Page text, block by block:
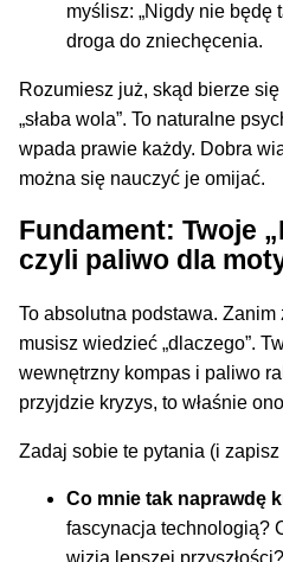
myślisz: „Nigdy nie będę
droga do zniechęcenia.
Rozumiesz już, skąd bierze
„słaba wola”. To naturalne
wpada prawie każdy. Dobra
można się nauczyć je omijać.
Fundament: Twoje
czyli paliwo dla
To absolutna podstawa. Zanim
musisz wiedzieć „dlaczego”.
wewnętrzny kompas i paliwo
przyjdzie kryzys, to właśnie
Zadaj sobie te pytania (i
Co mnie tak naprawdę
fascynacja technologią?
wizja lepszej przyszłości?